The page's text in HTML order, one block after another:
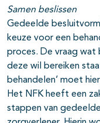
Samen beslissen
Gedeelde
keuze voor een
proces. De vraag wat
deze wil bereiken
behandelen’ moet
Het NFK heeft een
stappen van